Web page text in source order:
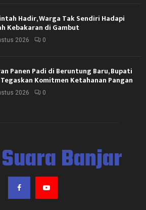
Hadir, Warga Tak Sendiri Hadapi
Kebakaran di Gambut
2026 0
Panen Padi di Beruntung Baru, Bupati
Komitmen Ketahanan Pangan
2026 0
Banjar